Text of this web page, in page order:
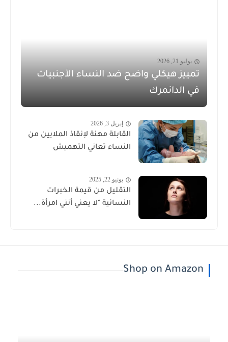
يوليو 21, 2026
تمييز هيكلي واضح ضد النساء الأجنبيات
في الدانمرك
إبريل 3, 2026
القابلة مهنة لإنقاذ الملايين من
النساء تعاني التهميش
يونيو 22, 2025
التقليل من قيمة الخبرات
النسائية "لا يعني أنني امرأة...
Shop on Amazon